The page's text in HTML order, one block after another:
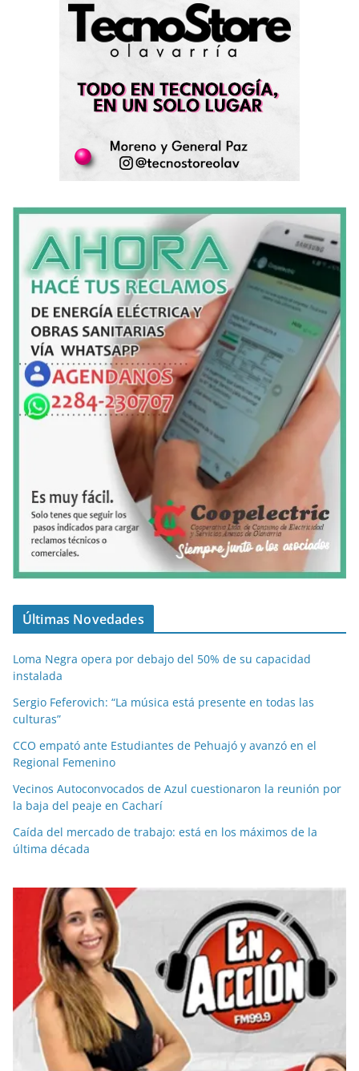
Últimas Novedades
Loma Negra opera por debajo del 50% de su capacidad
instalada
Sergio Feferovich: “La música está presente en todas las
culturas”
CCO empató ante Estudiantes de Pehuajó y avanzó en el
Regional Femenino
Vecinos Autoconvocados de Azul cuestionaron la reunión por
la baja del peaje en Cacharí
Caída del mercado de trabajo: está en los máximos de la
última década